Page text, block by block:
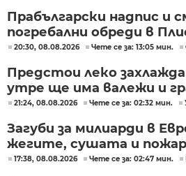
Прабългарски надпис и
погребални обреди в
20:30, 08.08.2026 Чете се за: 13:05 мин.
Предстои леко
утре ще има валежи и
21:24, 08.08.2026 Чете се за: 02:32 мин.
Загуби за милиарди в
жегите, сушата и
17:38, 08.08.2026 Чете се за: 02:47 мин.